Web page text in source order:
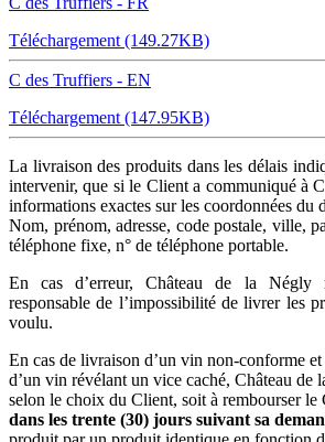
Téléchargement (149.27KB)
C des Truffiers - EN
Téléchargement (147.95KB)
La livraison des produits dans les délais
intervenir, que si le Client a communiqué à
informations exactes sur les coordonnées du
Nom, prénom, adresse, code postale, ville,
téléphone fixe, n° de téléphone portable.
En cas d’erreur, Château de la Négly
responsable de l’impossibilité de livrer les
voulu.
En cas de livraison d’un vin non-conforme
d’un vin révélant un vice caché, Château de
selon le choix du Client, soit à rembourser
dans les trente (30) jours suivant sa